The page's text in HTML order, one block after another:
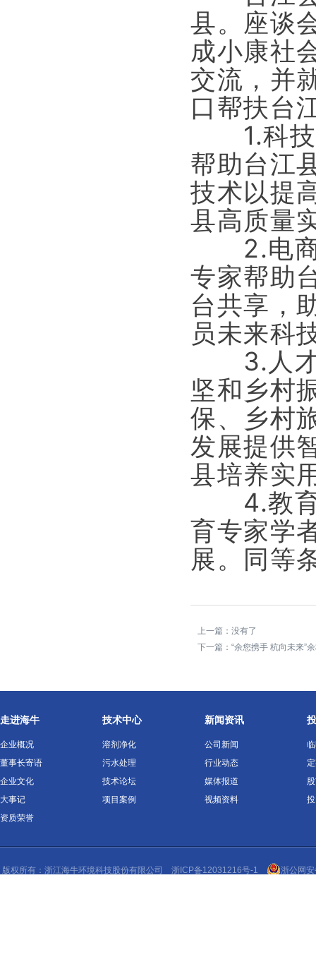
县。座谈
成小康社
交流，并
口帮扶台
1.科技
帮助台江
技术以提
县高质量
2.电商
专家帮助
台共享，
员未来科
3.人才
坚和乡村
保、乡村
发展提供
县培养实
4.教育
育专家学
展。同等
上一篇： 没有了
下一篇： “余您携手 杭向未来”
走进海牛
企业概况
董事长寄语
企业文化
大事记
资质荣誉
技术中心
溶剂净化
污水处理
技术论坛
项目案例
新闻资讯
公司新闻
行业动态
媒体报道
视频资料
版权所有：浙江海牛环境科技股份有限公司 浙ICP备12031216号-1 浙公网